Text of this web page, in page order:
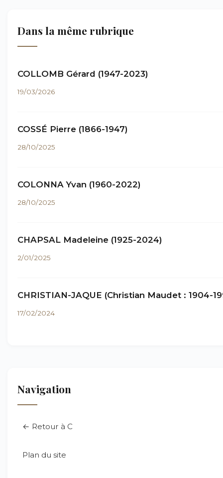
Dans la même rubrique
COLLOMB Gérard (1947-2023)
19/03/2026
COSSÉ Pierre (1866-1947)
28/10/2025
COLONNA Yvan (1960-2022)
28/10/2025
CHAPSAL Madeleine (1925-2024)
2/01/2025
CHRISTIAN-JAQUE (Christian Maudet : 1904-
17/02/2024
Navigation
← Retour à C
Plan du site